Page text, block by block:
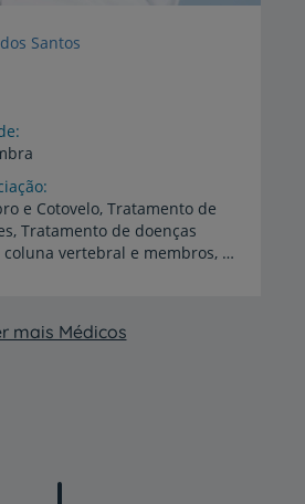
Santos
e Cotovelo, Tratamento de
Tratamento de doenças
degenerativas da coluna vertebral e membros, Patologia do pé, Lesões dos tecidos moles
mais Médicos